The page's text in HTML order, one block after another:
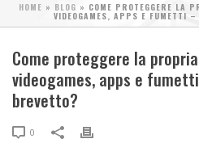
HOME » BLOG » COME PROTEGGERE LA
VIDEOGAMES, APPS E FUMETTI –
Come proteggere la
videogames, apps e
brevetto?
0